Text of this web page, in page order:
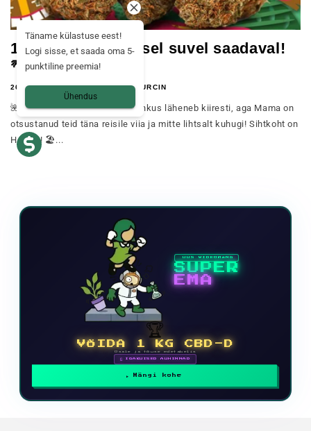
100g CBD lilli on sel suvel saadaval!
🌴
26. JUULI 2022 JEREMY SURCIN
🌺 Aloha Kana pere! 🌺 Suvepuhkus läheneb kiiresti, aga Mama on
otsustanud teid täna reisile viia ja mitte lihtsalt kuhugi! Sihtkoht on
Hawaii! 🏖️...
UUS VIDEOMÄNG
SUPER
EMA
🏆
VÕIDA 1 KG CBD-D
Osale ja tõuse edetabelis
🗓 IGAKUISED AUHINNAD
Mängi kohe
Täname külastuse eest!
Logi sisse, et saada oma 5-
punktiline preemia!
Ühendus